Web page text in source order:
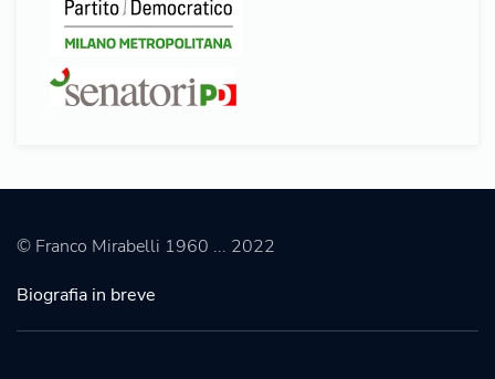
© Franco Mirabelli 1960 ... 2022
Biografia in breve